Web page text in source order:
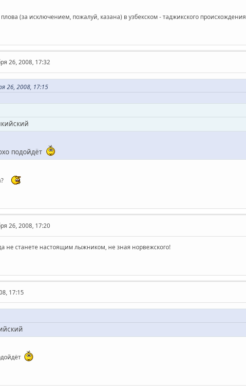
(за исключением, пожалуй, казана) в узбекском - таджикского происхождения
26, 2008, 17:32
26, 2008, 17:15
подойдёт
26, 2008, 17:20
не станете настоящим лыжником, не зная норвежского!
17:15